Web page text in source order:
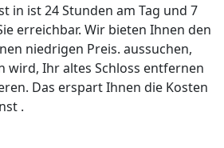
in ist 24 Stunden am Tag und 7
erreichbar. Wir bieten Ihnen den
niedrigen Preis. aussuchen,
wird, Ihr altes Schloss entfernen
Das erspart Ihnen die Kosten
.